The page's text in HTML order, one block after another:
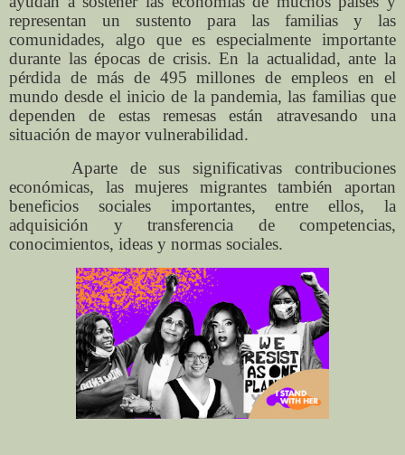
representan un sustento para las familias y las
comunidades, algo que es especialmente importante
durante las épocas de crisis. En la actualidad, ante la
pérdida de más de 495 millones de empleos en el
mundo desde el inicio de la pandemia, las familias que
dependen de estas remesas están atravesando una
situación de mayor vulnerabilidad.
Aparte de sus significativas contribuciones
económicas, las mujeres migrantes también aportan
beneficios sociales importantes, entre ellos, la
adquisición y transferencia de competencias,
conocimientos, ideas y normas sociales.